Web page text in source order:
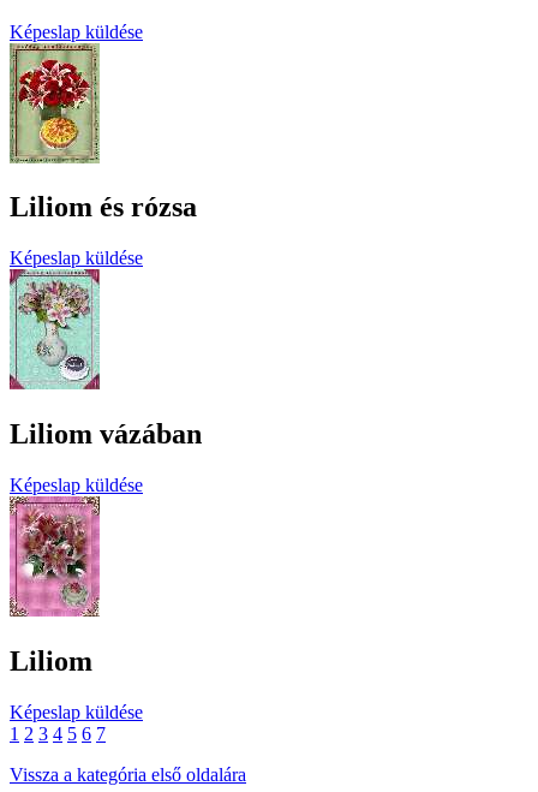
Képeslap küldése
Liliom és rózsa
Képeslap küldése
Liliom vázában
Képeslap küldése
Liliom
Képeslap küldése
1 2 3 4 5 6 7
Vissza a kategória első oldalára